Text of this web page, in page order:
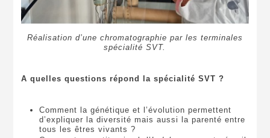
Réalisation d’une chromatographie par les terminales
spécialité SVT.
A quelles questions répond la spécialité SVT ?
Comment la génétique et l’évolution permettent
d’expliquer la diversité mais aussi la parenté entre
tous les êtres vivants ?